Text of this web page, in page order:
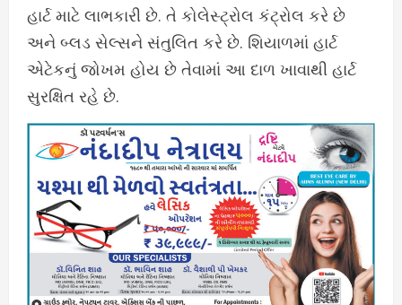
હાર્ટ માટે લાભકારી છે. તે કોલેસ્ટ્રોલ કંટ્રોલ કરે છે
અને બ્લડ સેલ્સને સંતુલિત કરે છે. શિયાળમાં હાર્ટ
એટેકનું જોખમ હોય છે તેવામાં આ દાળ ખાવાથી હાર્ટ
સુરક્ષિત રહે છે.